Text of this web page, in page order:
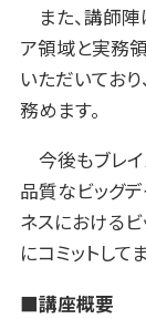
また、講師陣
ア領域と実務
いただいてお
務めます。
今後もブレイ
品質なビッグ
ネスにおける
にコミットして
■講座概要